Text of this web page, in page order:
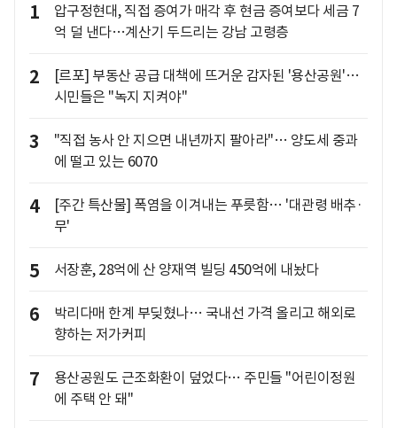
1
압구정현대, 직접 증여가 매각 후 현금 증여보다 세금 7
억 덜 낸다…계산기 두드리는 강남 고령층
2
[르포] 부동산 공급 대책에 뜨거운 감자된 '용산공원'…
시민들은 "녹지 지켜야"
3
"직접 농사 안 지으면 내년까지 팔아라"… 양도세 중과
에 떨고 있는 6070
4
[주간 특산물] 폭염을 이겨내는 푸릇함… '대관령 배추·
무'
5 서장훈, 28억에 산 양재역 빌딩 450억에 내놨다
6
박리다매 한계 부딪혔나… 국내선 가격 올리고 해외로
향하는 저가커피
7
용산공원도 근조화환이 덮었다… 주민들 "어린이정원
에 주택 안 돼"